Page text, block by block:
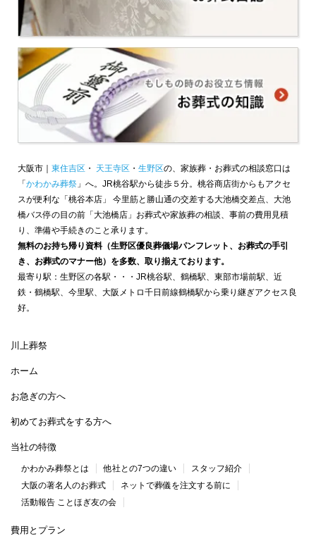
大阪市｜ 東住吉区 ・ 天王寺区 ・ 生野区の、家族葬・お葬式の相談窓口は
「かわかみ葬祭 」へ。JR桃谷駅から徒歩５分。桃谷商店街からもアクセ
スが便利な「桃谷本店」 今里筋と勝山通の交差する大池橋交差点、大池
橋バス停の目の前「大池橋店」お葬式や家族葬の相談、事前の費用見積
り、準備や手続きのこと承ります。
無料のお持ち帰り資料（生野区優良葬儀場パンフレット、お葬式の手引
き、お葬式のマナー他）を多数、取り揃えております。
最寄り駅：生野区の各駅・・・JR桃谷駅、鶴橋駅、東部市場前駅、近
鉄・鶴橋駅、今里駅、大阪メトロ千日前線鶴橋駅から乗り継ぎアクセス良
好。
川上葬祭
ホーム
お急ぎの方へ
初めてお葬式をする方へ
当社の特徴
かわかみ葬祭とは 他社との7つの違い
スタッフ紹介
大阪の著名人のお葬式
ネットで葬儀を注文する前に
活動報告 ことほぎ友の会
費用とプラン